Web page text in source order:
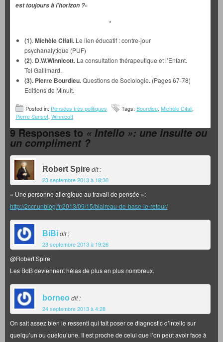
est toujours à l’horizon ?»
*
(1). Michèle Cifali. Le lien éducatif : contre-jour
psychanalytique (PUF)
(2). D.W.Winnicott. La consultation thérapeutique et l’Enfant.
Tel Gallimard.
(3). Pierre Bourdieu.Questions de Sociologie. (Pages 67-78)
Editions de Minuit.
Posted in: Pensées très politiques Tags: Bourdieu, Michèle Cifali,
Pierre Sansot, Winnicott
9 Responses to« Intello »: une insulte ou
un compliment ?
Robert Spiredit :
23 septembre 2013 à 18:30
« Une personne allergique au travail de pensée »:
http://2ccr.unblog.fr/2013/09/15/blaireau-de-base-le-retour/
BiBidit :
23 septembre 2013 à 19:26
@Robert Spire
Les BdB deviennent hélas de plus en plus nombreux.
borneodit :
24 septembre 2013 à 4:28
On sait assez bien le ressenti qui fait poser ce diagnostic d’intello sur
quelqu’un ou quelqu’une. Il est proche de celui que l’on peut avoir face à